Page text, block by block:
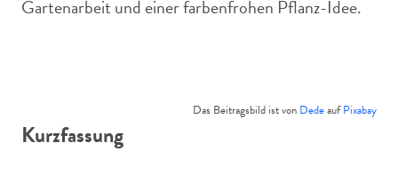
Gartenarbeit und einer farbenfrohen Pflanz-Idee.
Das Beitragsbild ist von DedeaufPixabay
Kurzfassung